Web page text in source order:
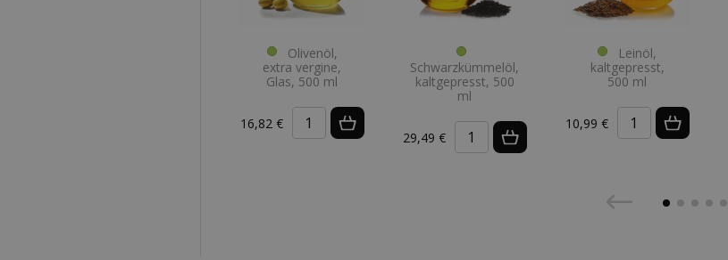
Olivenöl,
extra vergine,
Glas, 500 ml
16,82 €
Schwarzkümmelöl,
kaltgepresst, 500
ml
29,49 €
Leinöl,
kaltgepresst,
500 ml
10,99 €